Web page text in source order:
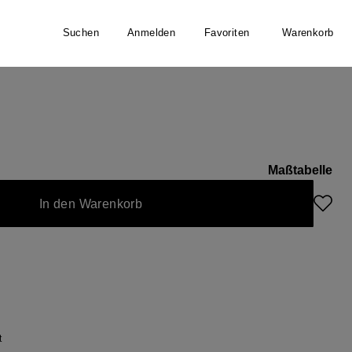
Suchen Anmelden Favoriten Warenkorb
Maßtabelle
In den Warenkorb